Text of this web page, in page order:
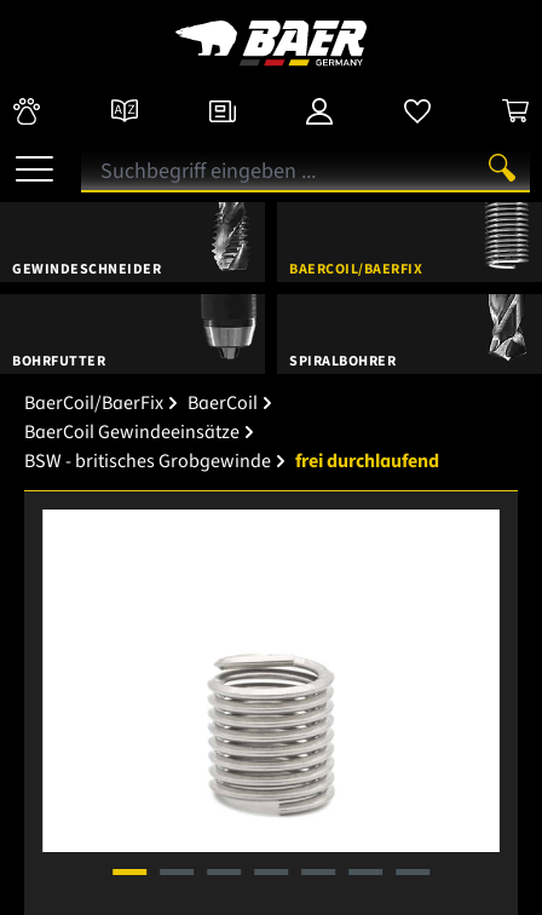
GEWINDESCHNEIDER BAERCOIL/BAERFIX
BOHRFUTTER SPIRALBOHRER
BaerCoil/BaerFix
BaerCoil
BaerCoil Gewindeeinsätze
BSW - britisches Grobgewinde
frei durchlaufend